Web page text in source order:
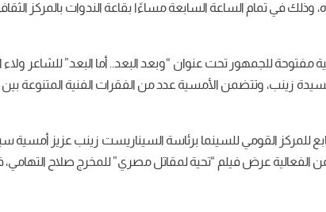
ذكرى ميلاده، وذلك في تمام الساعة السابعة مساءًا بقاعة الندوات بالمركز
مفتوحة للجمهور تحت عنوان “وبعد البعد.. أما البعد” للشاعر ولاء
زينب، وتتضمن الأمسية عدد من الفقرات الفنية المتنوعة
للمركز القومي للسينما برئاسة السيناريست زينب عزيز أمسية
الفعالية عرض فيلم “تحية لمقاتل مصري” للمخرج صلاح التهامي،